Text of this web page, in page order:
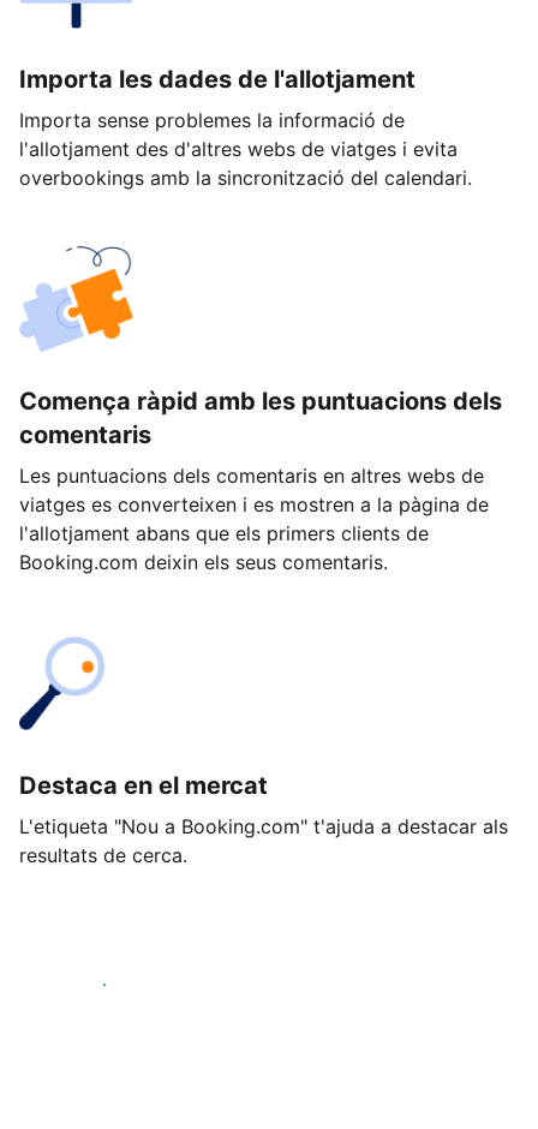
Importa les dades de l'allotjament
Importa sense problemes la informació de
l'allotjament des d'altres webs de viatges i evita
overbookings amb la sincronització del calendari.
Comença ràpid amb les puntuacions dels
comentaris
Les puntuacions dels comentaris en altres webs de
viatges es converteixen i es mostren a la pàgina de
l'allotjament abans que els primers clients de
Booking.com deixin els seus comentaris.
Destaca en el mercat
L'etiqueta "Nou a Booking.com" t'ajuda a destacar als
resultats de cerca.
Comença avui